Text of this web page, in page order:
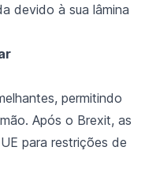
devido à sua lâmina
permitindo
Após o Brexit, as
para restrições de